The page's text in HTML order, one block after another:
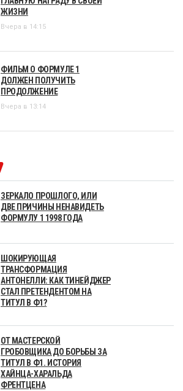
ЖИЗНИ
Вчера в 14:15
ФИЛЬМ О ФОРМУЛЕ 1
ДОЛЖЕН ПОЛУЧИТЬ
ПРОДОЛЖЕНИЕ
Вчера в 13:14
ЗЕРКАЛО ПРОШЛОГО, ИЛИ
ДВЕ ПРИЧИНЫ НЕНАВИДЕТЬ
ФОРМУЛУ 1 1998 ГОДА
ШОКИРУЮЩАЯ
ТРАНСФОРМАЦИЯ
АНТОНЕЛЛИ: КАК ТИНЕЙДЖЕР
СТАЛ ПРЕТЕНДЕНТОМ НА
ТИТУЛ В Ф1?
ОТ МАСТЕРСКОЙ
ГРОБОВЩИКА ДО БОРЬБЫ ЗА
ТИТУЛ В Ф1. ИСТОРИЯ
ХАЙНЦА-ХАРАЛЬДА
ФРЕНТЦЕНА